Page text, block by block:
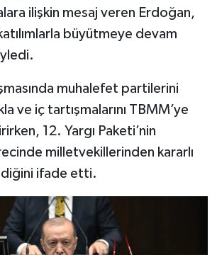
ilişkin mesaj veren Erdoğan,
büyütmeye devam
muhalefet partilerini
ve iç tartışmalarını TBMM’ye
12. Yargı Paketi’nin
milletvekillerinden kararlı
ifade etti.